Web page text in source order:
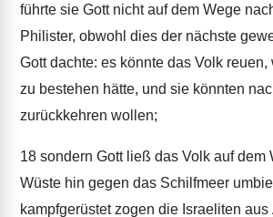
führte sie Gott nicht auf dem Wege
Philister, obwohl dies der nächste
Gott dachte: es könnte das Volk
zu bestehen hätte, und sie könnten
zurückkehren wollen;
18 sondern Gott ließ das Volk auf dem
Wüste hin gegen das Schilfmeer
kampfgerüstet zogen die Israeliten aus